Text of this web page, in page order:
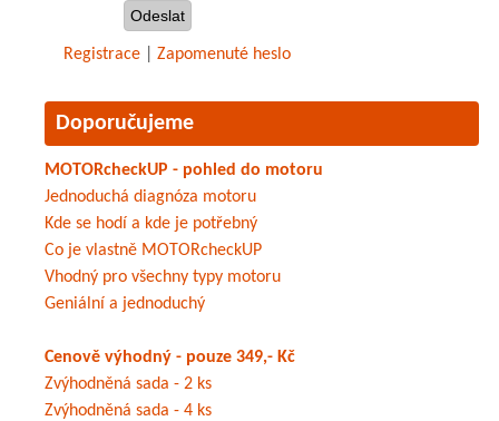
Registrace Zapomenuté heslo
Doporučujeme
MOTORcheckUP - pohled do motoru
Jednoduchá diagnóza motoru
Kde se hodí a kde je potřebný
Co je vlastně MOTORcheckUP
Vhodný pro všechny typy motoru
Geniální a jednoduchý
Cenově výhodný - pouze 349,- Kč
Zvýhodněná sada - 2 ks
Zvýhodněná sada - 4 ks